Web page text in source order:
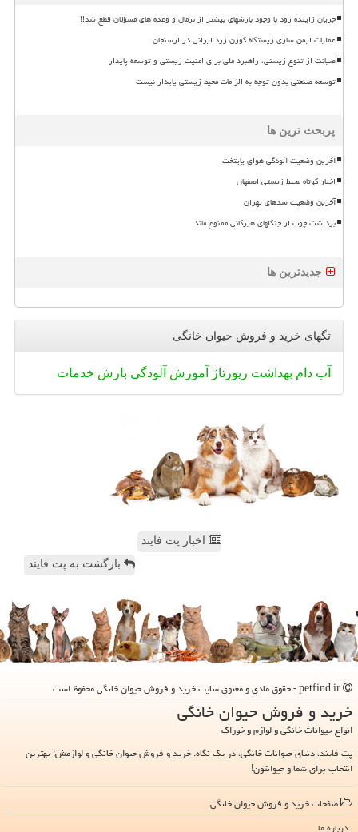
جریان زاینده رود با وجود بارشهای بیشتر از نرمال و وعده های مسؤلان قطع شد!!
عملیات ایمن سازی زیستگاه گوزن زرد ایرانی در ارسنجان
صیانت از تنوع زیستی، راهبرد ملی برای امنیت زیستی و توسعه پایدار
توسعه صنعتی بدون توجه به الزامات محیط زیستی پایدار نیست
پربحث ترین ها
آخرین وضعیت آلودگی هوای پایتخت
اخبار کوتاه محیط زیستی اصفهان
آخرین وضعیت سدهای تهران
برداشت چوب از جنگلهای هیرکانی ممنوع ماند
جدیدترین ها
تگهای خرید و فروش حیوان خانگی
آب دام بهداشت رپورتاژ آموزش آلودگی بارش خدمات
اخبار پت فایند
بازگشت به پت فایند
خرید و فروش حیوان خانگی
انواع حیوانات خانگی و لوازم و خوراک
پت فایند، دنیای حیوانات خانگی، در یک نگاه. خرید و فروش حیوان خانگی و لوازمش: بهترین
انتخاب برای شما و حیوانتون!
صفحات خرید و فروش حیوان خانگی
درباره ما